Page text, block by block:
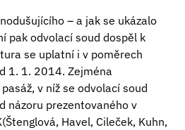
– a jak se ukázalo
pak odvolací soud dospěl k
se uplatní i v poměrech
1. 1. 2014. Zejména
v níž se odvolací soud
názoru prezentovaného v
Havel, Cileček, Kuhn,